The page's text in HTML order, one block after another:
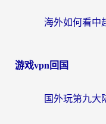
游戏vpn回国